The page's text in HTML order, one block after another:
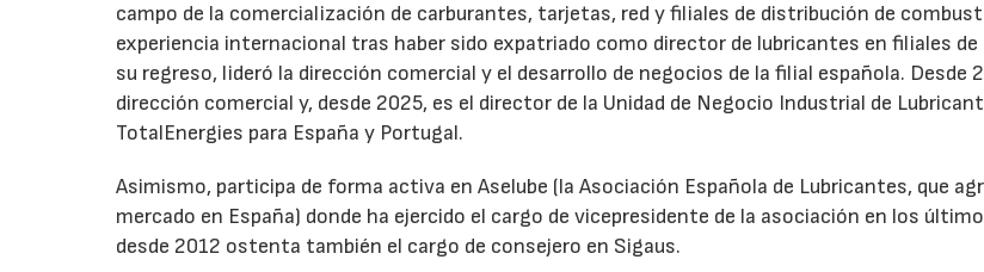
campo de la comercialización de carburantes, tarjetas, red y filiales de distribución de
experiencia internacional tras haber sido expatriado como director de lubricantes en filiales de
su regreso, lideró la dirección comercial y el desarrollo de negocios de la filial española. Desde
dirección comercial y, desde 2025, es el director de la Unidad de Negocio Industrial de
TotalEnergies para España y Portugal.
Asimismo, participa de forma activa en Aselube (la Asociación Española de Lubricantes, que
mercado en España) donde ha ejercido el cargo de vicepresidente de la asociación en los
desde 2012 ostenta también el cargo de consejero en Sigaus.